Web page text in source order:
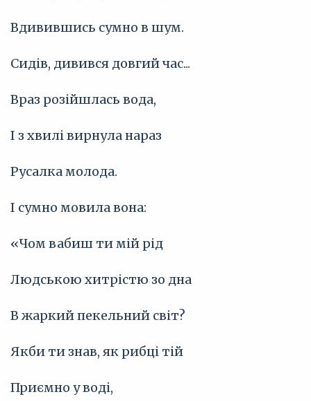
Вдивившись сумно в шум.
Сидів, дивився довгий час...
Враз розійшлась вода,
І з хвилі вирнула нараз
Русалка молода.
І сумно мовила вона:
«Чом вабиш ти мій рід
Людською хитрістю зо дна
В жаркий пекельний світ?
Якби ти знав, як рибці тій
Приємно у воді,